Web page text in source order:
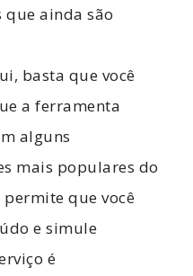
que ainda são
basta que você
a ferramenta
alguns
mais populares do
permite que você
e simule
é